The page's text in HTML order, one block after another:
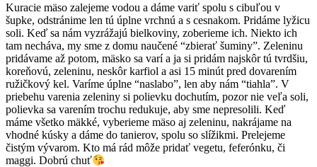
Kuracie mäso zalejeme vodou a dáme variť spolu s cibuľou v
šupke, odstránime len tú úplne vrchnú a s cesnakom. Pridáme lyžicu
soli. Keď sa nám vyzrážajú bielkoviny, zoberieme ich. Niekto ich
tam necháva, my sme z domu naučené “zbierať šuminy”. Zeleninu
pridávame až potom, mäsko sa varí a ja si pridám najskôr tú tvrdšiu,
koreňovú, zeleninu, neskôr karfiol a asi 15 minút pred dovarením
ružičkový kel. Varíme úplne “naslabo”, len aby nám “tiahla”. V
priebehu varenia zeleniny si polievku dochutím, pozor nie veľa soli,
polievka sa varením trochu redukuje, aby sme nepresolili. Keď
máme všetko mäkké, vyberieme mäso aj zeleninu, nakrájame na
vhodné kúsky a dáme do tanierov, spolu so slížikmi. Prelejeme
čistým vývarom. Kto má rád môže pridať vegetu, feferónku, či
maggi. Dobrú chuť